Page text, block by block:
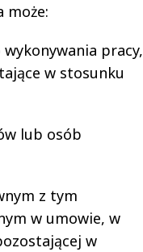
może:
pracy,
w stosunku
lub osób
z tym
w umowie, w
w